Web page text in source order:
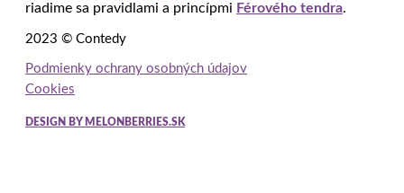
riadime sa pravidlami a princípmi Férového tendra.
2023 © Contedy
Podmienky ochrany osobných údajov
Cookies
DESIGN BY MELONBERRIES.SK